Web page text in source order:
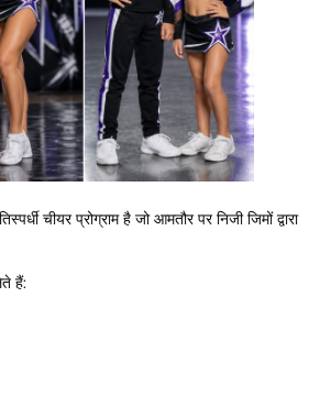
चीयर प्रोग्राम है जो आमतौर पर निजी जिमों द्वारा
हैं: